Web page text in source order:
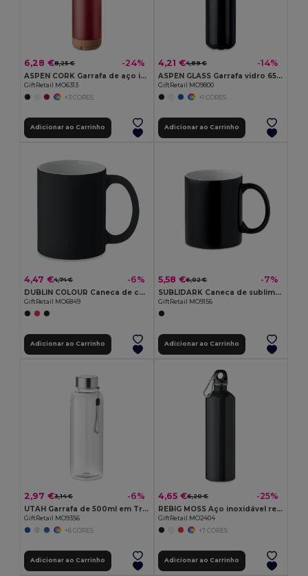
6,28 €8,25 € -24%
ASPEN CORK Garrafa de aço inoxidável
GiftRetail MO6313
+3 CORES
Adicionar ao Carrinho
4,21 €4,89 € -14%
ASPEN GLASS Garrafa vidro 650ml
GiftRetail MO9800
+1 CORES
Adicionar ao Carrinho
4,47 €4,74 € -6%
DUBLIN COLOUR Caneca de cor mate 300 ml
GiftRetail MO6849
Adicionar ao Carrinho
5,58 €6,02 € -7%
SUBLIDARK Caneca de sublimação escura 300ml
GiftRetail MO9156
Adicionar ao Carrinho
2,97 €3,14 € -6%
UTAH Garrafa de 500ml em Tritan
GiftRetail MO9356
+6 CORES
Adicionar ao Carrinho
4,65 €6,20 € -25%
REBIG MOSS Aço inoxidável reciclado 750ml
GiftRetail MO2404
+7 CORES
Adicionar ao Carrinho